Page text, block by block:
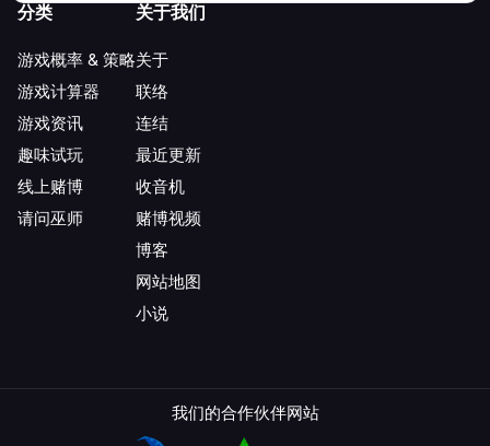
分类
游戏概率 & 策略
游戏计算器
游戏资讯
趣味试玩
线上赌博
请问巫师
关于我们
关于
联络
连结
最近更新
收音机
赌博视频
博客
网站地图
小说
我们的合作伙伴网站